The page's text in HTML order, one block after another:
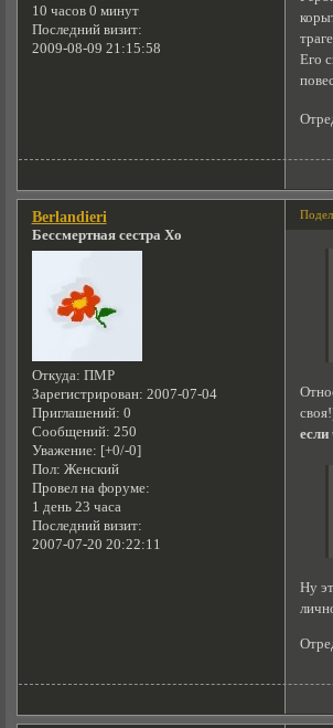
10 часов 0 минут
Последний визит:
2009-08-09 21:15:58
Его
Berlandieri
Бессмертная сестра Хо
Откуда: ПМР
Зарегистрирован: 2007-07-04
Приглашений: 0
Сообщений: 250
Уважение: [+0/-0]
Пол: Женский
Провел на форуме:
1 день 23 часа
Последний визит:
2007-07-20 20:22:11
если
Ну